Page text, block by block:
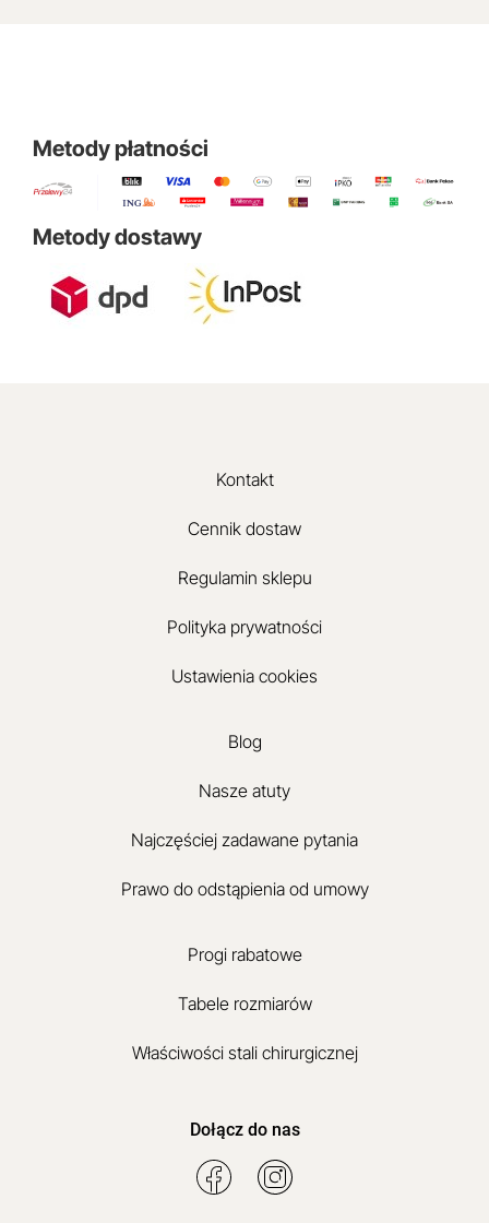
Metody płatności
Metody dostawy
Kontakt
Cennik dostaw
Regulamin sklepu
Polityka prywatności
Ustawienia cookies
Blog
Nasze atuty
Najczęściej zadawane pytania
Prawo do odstąpienia od umowy
Progi rabatowe
Tabele rozmiarów
Właściwości stali chirurgicznej
Dołącz do nas